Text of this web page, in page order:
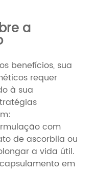
a
benefícios, sua
requer
à sua
com
de ascorbila ou
a vida útil.
em